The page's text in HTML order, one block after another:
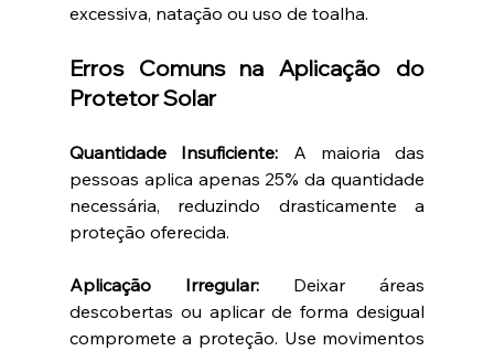
excessiva, natação ou uso de toalha.
Erros Comuns na Aplicação do
Protetor Solar
Quantidade Insuficiente: A maioria das
pessoas aplica apenas 25% da quantidade
necessária, reduzindo drasticamente a
proteção oferecida.
Aplicação Irregular: Deixar áreas
descobertas ou aplicar de forma desigual
compromete a proteção. Use movimentos